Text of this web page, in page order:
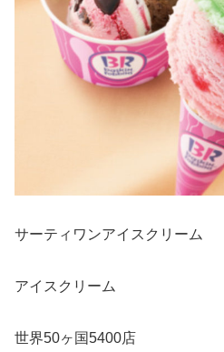
サーティワンアイスクリーム
アイスクリーム
世界50ヶ国5400店